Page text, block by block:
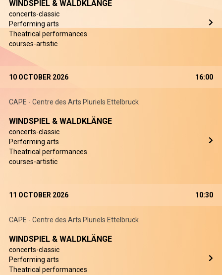
WINDSPIEL & WALDKLÄNGE
concerts-classic
Performing arts
Theatrical performances
courses-artistic
10 OCTOBER 2026 16:00
CAPE - Centre des Arts Pluriels Ettelbruck
WINDSPIEL & WALDKLÄNGE
concerts-classic
Performing arts
Theatrical performances
courses-artistic
11 OCTOBER 2026 10:30
CAPE - Centre des Arts Pluriels Ettelbruck
WINDSPIEL & WALDKLÄNGE
concerts-classic
Performing arts
Theatrical performances